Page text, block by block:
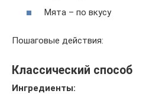
Мята – по вкусу
Пошаговые действия:
Классический способ
Ингредиенты: